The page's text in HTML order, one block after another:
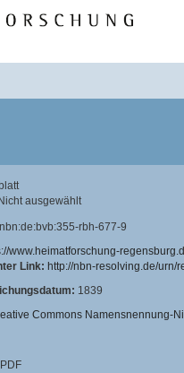
Nicht ausgewählt
rbh-677-9
www.heimatforschung-
Link: http://nbn-resolving.de/urn/
1839
Commons Namensnennung-
PDF